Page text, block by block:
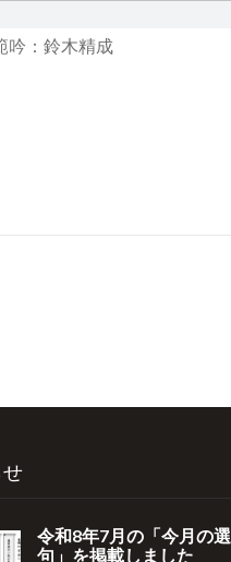
吟：鈴木精成
令和8年7月の「今月の選
句」を掲載しました